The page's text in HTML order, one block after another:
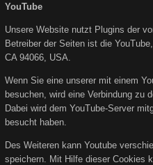
YouTube
Unsere Website nutzt Plugins der
Betreiber der Seiten ist die
CA 94066, USA.
Wenn Sie eine unserer mit einem
besuchen, wird eine Verbindung zu
Dabei wird dem YouTube-Server
besucht haben.
Des Weiteren kann Youtube
speichern. Mit Hilfe dieser Cookies